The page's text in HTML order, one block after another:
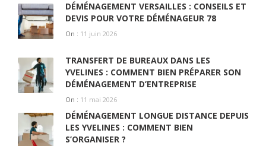
DÉMÉNAGEMENT VERSAILLES : CONSEILS ET
DEVIS POUR VOTRE DÉMÉNAGEUR 78
On : 11 juin 2026
TRANSFERT DE BUREAUX DANS LES
YVELINES : COMMENT BIEN PRÉPARER SON
DÉMÉNAGEMENT D’ENTREPRISE
On : 11 mai 2026
DÉMÉNAGEMENT LONGUE DISTANCE DEPUIS
LES YVELINES : COMMENT BIEN
S’ORGANISER ?